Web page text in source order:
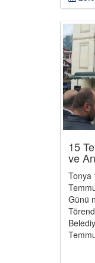
15
ve
Tonya
Günü